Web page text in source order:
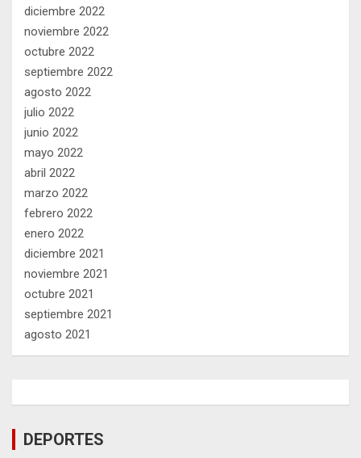
diciembre 2022
noviembre 2022
octubre 2022
septiembre 2022
agosto 2022
julio 2022
junio 2022
mayo 2022
abril 2022
marzo 2022
febrero 2022
enero 2022
diciembre 2021
noviembre 2021
octubre 2021
septiembre 2021
agosto 2021
DEPORTES